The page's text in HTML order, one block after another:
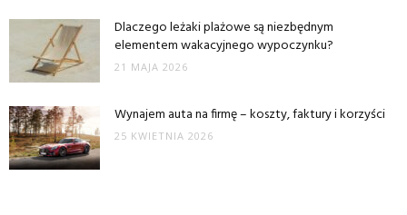
Dlaczego leżaki plażowe są niezbędnym
elementem wakacyjnego wypoczynku?
21 MAJA 2026
Wynajem auta na firmę – koszty, faktury i korzyści
25 KWIETNIA 2026